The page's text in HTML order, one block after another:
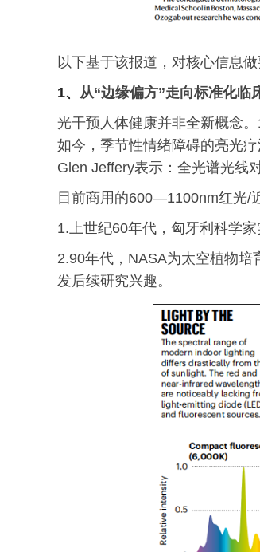
以下基于该报道，对核心信息做
1、 从“边缘偏方”走向标准化临
光干预人体健康并非全新概念
如今，季节性情绪障碍的亮光
Glen Jeffery表示：全光谱光线
目前商用的600—1100nm红光/
1.上世纪60年代，匈牙利科学
2.90年代，NASA为太空植物培
发后续研究兴趣。